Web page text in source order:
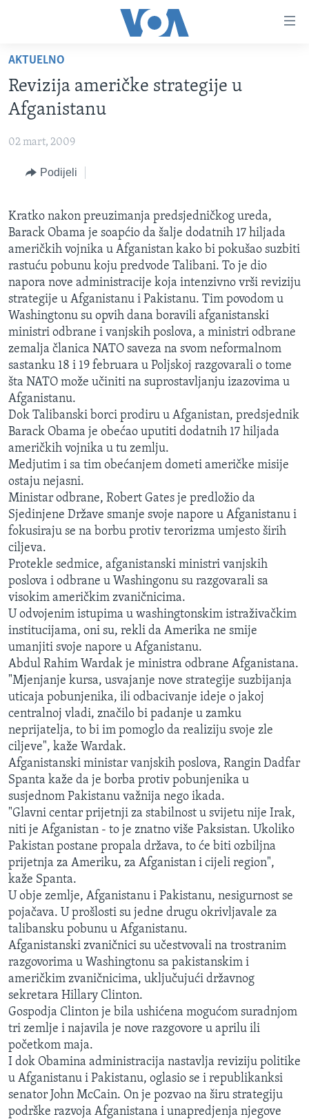
glavni
sadržaj
Pređi
na
glavnu
VIDEO
FOTOGRAFIJE DANA
VIJESTI
SJEDINJENE AMERIČKE DRŽAVE
SVIJET
NAUKA I TEHNOLOGIJA
KORUPCIJA
SLOBODA MEDIJA
ŽENSKA STRANA
IZBJEGLIČKA STRANA
MAGAZIN
O GLASU AMERIKE
Learning English
PRATITE NAS
Jezici
AKTUELNO
Revizija američke strategije u
Afganistanu
02 mart, 2009
Podijeli
Kratko nakon preuzimanja predsjedničkog ureda,
Barack Obama je soapćio da šalje dodatnih 17 hiljada
američkih vojnika u Afganistan kako bi pokušao suzbiti
rastuću pobunu koju predvode Talibani. To je dio
napora nove administracije koja intenzivno vrši reviziju
strategije u Afganistanu i Pakistanu. Tim povodom u
Washingtonu su opvih dana boravili afganistanski
ministri odbrane i vanjskih poslova, a ministri odbrane
zemalja članica NATO saveza na svom neformalnom
sastanku 18 i 19 februara u Poljskoj razgovarali o tome
šta NATO može učiniti na suprostavljanju izazovima u
Afganistanu.
Dok Talibanski borci prodiru u Afganistan, predsjednik
Barack Obama je obećao uputiti dodatnih 17 hiljada
američkih vojnika u tu zemlju.
Medjutim i sa tim obećanjem dometi američke misije
ostaju nejasni.
Ministar odbrane, Robert Gates je predložio da
Sjedinjene Države smanje svoje napore u Afganistanu i
fokusiraju se na borbu protiv terorizma umjesto širih
ciljeva.
Protekle sedmice, afganistanski ministri vanjskih
poslova i odbrane u Washingonu su razgovarali sa
visokim američkim zvaničnicima.
U odvojenim istupima u washingtonskim istraživačkim
institucijama, oni su, rekli da Amerika ne smije
umanjiti svoje napore u Afganistanu.
Abdul Rahim Wardak je ministra odbrane Afganistana.
"Mjenjanje kursa, usvajanje nove strategije suzbijanja
uticaja pobunjenika, ili odbacivanje ideje o jakoj
centralnoj vladi, značilo bi padanje u zamku
neprijatelja, to bi im pomoglo da realiziju svoje zle
ciljeve", kaže Wardak.
Afganistanski ministar vanjskih poslova, Rangin Dadfar
Spanta kaže da je borba protiv pobunjenika u
susjednom Pakistanu važnija nego ikada.
"Glavni centar prijetnji za stabilnost u svijetu nije Irak,
niti je Afganistan - to je znatno više Paksistan. Ukoliko
Pakistan postane propala država, to će biti ozbiljna
prijetnja za Ameriku, za Afganistan i cijeli region",
kaže Spanta.
U obje zemlje, Afganistanu i Pakistanu, nesigurnost se
pojačava. U prošlosti su jedne drugu okrivljavale za
talibansku pobunu u Afganistanu.
Afganistanski zvaničnici su učestvovali na trostranim
razgovorima u Washingtonu sa pakistanskim i
američkim zvaničnicima, uključujući državnog
sekretara Hillary Clinton.
Gospodja Clinton je bila ushićena mogućom suradnjom
tri zemlje i najavila je nove razgovore u aprilu ili
početkom maja.
I dok Obamina administracija nastavlja reviziju politike
u Afganistanu i Pakistanu, oglasio se i republikanksi
senator John McCain. On je pozvao na širu strategiju
podrške razvoja Afganistana i unapredjenja njegove